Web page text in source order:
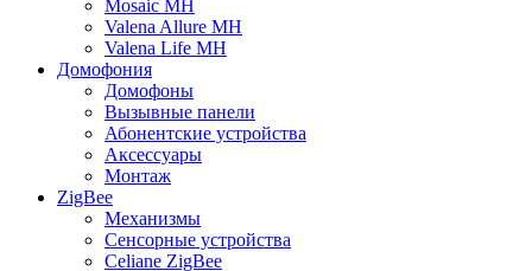
Mosaic MH
Valena Allure MH
Valena Life MH
Домофония
Домофоны
Вызывные панели
Абонентские устройства
Аксессуары
Монтаж
ZigBee
Механизмы
Сенсорные устройства
Celiane ZigBee